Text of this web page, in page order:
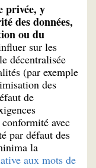
privée, y
des données,
ou du
sur les
décentralisée
(par exemple
des
de
avec
par défaut des
la
aux mots de